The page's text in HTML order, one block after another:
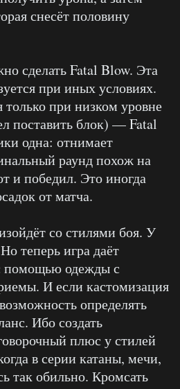
снесёт половину
сделать Fatal Blow. Эта
при иных условиях.
при низком уровне
поставить блок) — Fatal
одна: отнимает
раунд похож на
и победил. Это иногда
от матча.
со стилями боя. У
теперь игра даёт
помощью одежды с
И если кастомизация
определять
Ибо создать
плюс у стилей
в серии катаны, мечи,
так обильно. Кромсать